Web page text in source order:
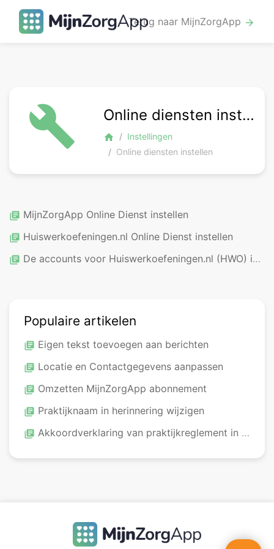
Terug naar MijnZorgApp arrow_forward
build Online diensten instellen
home
Instellingen
Online diensten instellen
library_books MijnZorgApp Online Dienst instellen
library_books Huiswerkoefeningen.nl Online Dienst instellen
library_books De accounts voor Huiswerkoefeningen.nl (HWO) instellen
Populaire artikelen
library_books Eigen tekst toevoegen aan berichten
library_books Locatie en Contactgegevens aanpassen
library_books Omzetten MijnZorgApp abonnement
library_books Praktijknaam in herinnering wijzigen
library_books Akkoordverklaring van praktijkreglement in app